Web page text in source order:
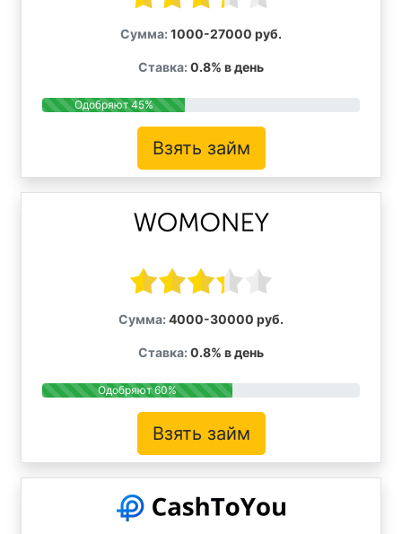
Сумма: 1000-27000 руб.
Ставка: 0.8% в день
Одобряют 45%
Взять займ
Сумма: 4000-30000 руб.
Ставка: 0.8% в день
Одобряют 60%
Взять займ